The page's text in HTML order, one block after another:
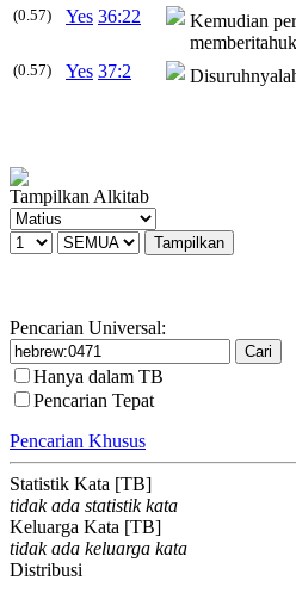
(0.57) Yes 36:22 Kemudian
(0.57) Yes 37:2
Tampilkan Alkitab
Pencarian Universal:
Hanya dalam TB
Pencarian Tepat
Pencarian Khusus
Statistik Kata [TB]
tidak ada statistik kata
Keluarga Kata [TB]
tidak ada keluarga kata
Distribusi